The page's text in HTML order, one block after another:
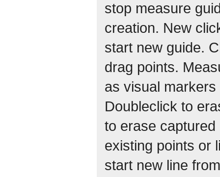
stop measure
creation. New
start new guide.
drag points.
as visual
Doubleclick to
to erase
existing points or
start new line